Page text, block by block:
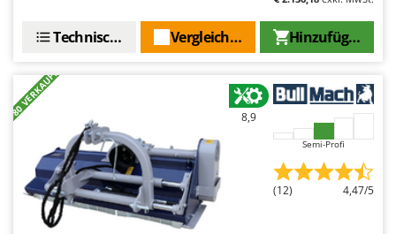
Hinzufügen
Vergleichen Sie
Technische Daten
+80 VERKAUFT 8,9
Semi-Profi
(12) 4,47/5